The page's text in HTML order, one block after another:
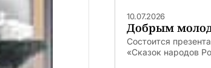
10.07.2026
Добрым
Состоится
«Сказок народов